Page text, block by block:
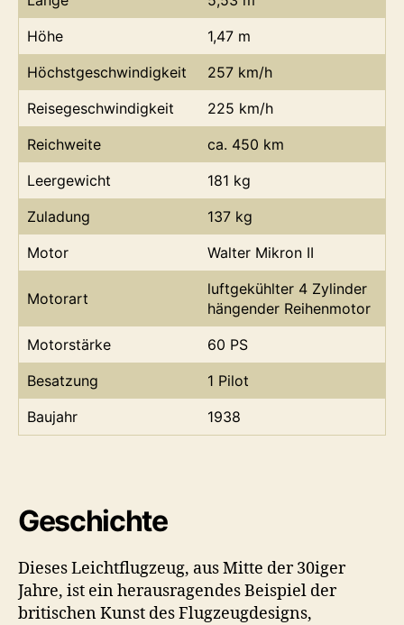
Höhe
1,47 m
Höchstgeschwindigkeit
257 km/h
Reisegeschwindigkeit
225 km/h
Reichweite
ca. 450 km
Leergewicht
181 kg
Zuladung
137 kg
Motor
Walter Mikron II
Motorart
luftgekühlter 4 Zylinder
hängender Reihenmotor
Motorstärke
60 PS
Besatzung
1 Pilot
Baujahr
1938
Geschichte
Dieses Leichtflugzeug, aus Mitte der 30iger
Jahre, ist ein herausragendes Beispiel der
britischen Kunst des Flugzeugdesigns,